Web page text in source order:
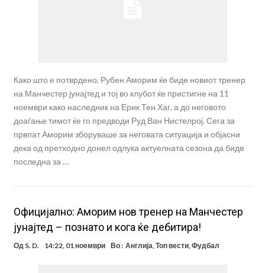
Како што е потврдено, Рубен Аморим ќе биде новиот тренер
на Манчестер јунајтед и тој во клубот ќе пристигне на 11
ноември како наследник на Ерик Тен Хаг, а до неговото
доаѓање тимот ќе го предводи Руд Ван Нистелрој. Сега за
првпат Аморим зборуваше за неговата ситуација и објасни
дека од претходно донел одлука актуелната сезона да биде
последна за …
Oфицијално: Аморим нов тренер на Манчестер
јунајтед – познато и кога ќе дебитира!
Од S. D. 14:22, 01 ноември Во : Англија,Топ вести,Фудбал